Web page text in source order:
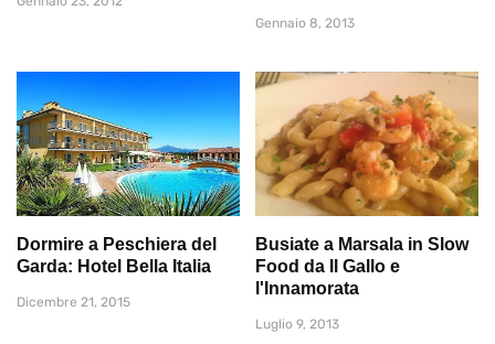
Gennaio 8, 2013
Dormire a Peschiera del
Garda: Hotel Bella Italia
Dicembre 21, 2015
Busiate a Marsala in Slow
Food da Il Gallo e
l'Innamorata
Luglio 9, 2013